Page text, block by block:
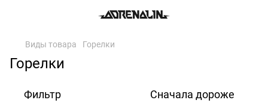
Виды товара Горелки
Горелки
Фильтр Сначала дороже